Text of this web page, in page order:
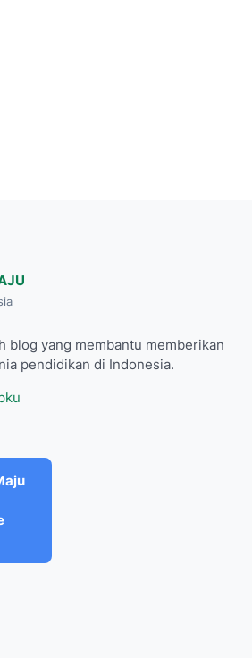
blog yang membantu memberikan
pendidikan di Indonesia.